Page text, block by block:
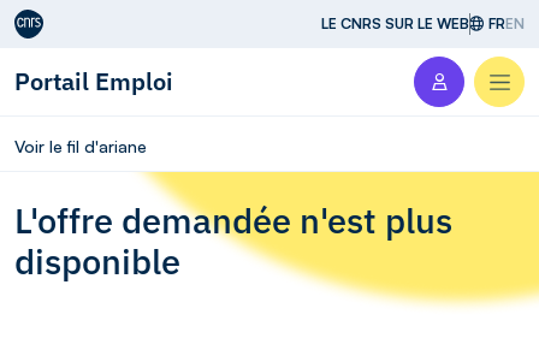
Aller au contenu LE CNRS SUR LE WEB FREN
Portail Emploi
Voir le fil d'ariane
L'offre demandée n'est plus
disponible